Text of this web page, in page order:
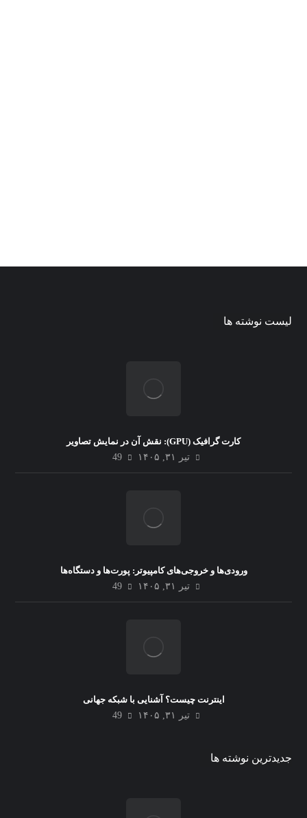
لیست نوشته ها
کارت گرافیک (GPU): نقش آن در نمایش تصاویر
تیر ۳۱, ۱۴۰۵
49
ورودی‌ها و خروجی‌های کامپیوتر: پورت‌ها و دستگاه‌ها
تیر ۳۱, ۱۴۰۵
49
اینترنت چیست؟ آشنایی با شبکه جهانی
تیر ۳۱, ۱۴۰۵
49
جدیدترین نوشته ها